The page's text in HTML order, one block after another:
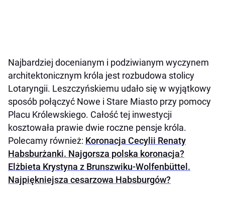
Najbardziej docenianym i podziwianym wyczynem
architektonicznym króla jest rozbudowa stolicy
Lotaryngii. Leszczyńskiemu udało się w wyjątkowy
sposób połączyć Nowe i Stare Miasto przy pomocy
Placu Królewskiego. Całość tej inwestycji
kosztowała prawie dwie roczne pensje króla.
Polecamy również: Koronacja Cecylii Renaty
Habsburżanki. Najgorsza polska koronacja?
Elżbieta Krystyna z Brunszwiku-Wolfenbüttel.
Najpiękniejsza cesarzowa Habsburgów?